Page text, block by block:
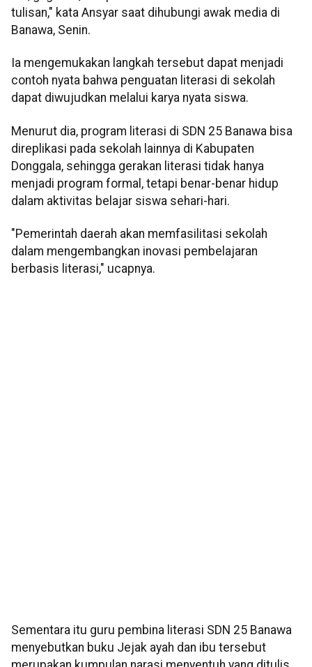
tulisan," kata Ansyar saat dihubungi awak media di
Banawa, Senin.
Ia mengemukakan langkah tersebut dapat menjadi
contoh nyata bahwa penguatan literasi di sekolah
dapat diwujudkan melalui karya nyata siswa.
Menurut dia, program literasi di SDN 25 Banawa bisa
direplikasi pada sekolah lainnya di Kabupaten
Donggala, sehingga gerakan literasi tidak hanya
menjadi program formal, tetapi benar-benar hidup
dalam aktivitas belajar siswa sehari-hari.
"Pemerintah daerah akan memfasilitasi sekolah
dalam mengembangkan inovasi pembelajaran
berbasis literasi," ucapnya.
Sementara itu guru pembina literasi SDN 25 Banawa
menyebutkan buku Jejak ayah dan ibu tersebut